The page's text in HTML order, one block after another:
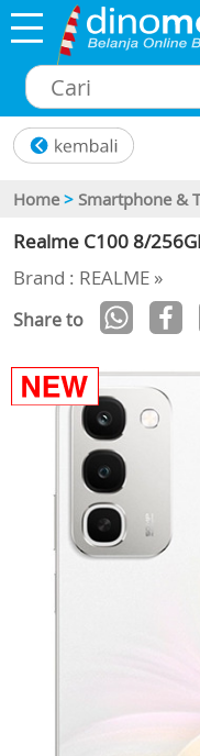
Home > Smartphone &
Realme C100 8/
Brand : REALME »
Share to